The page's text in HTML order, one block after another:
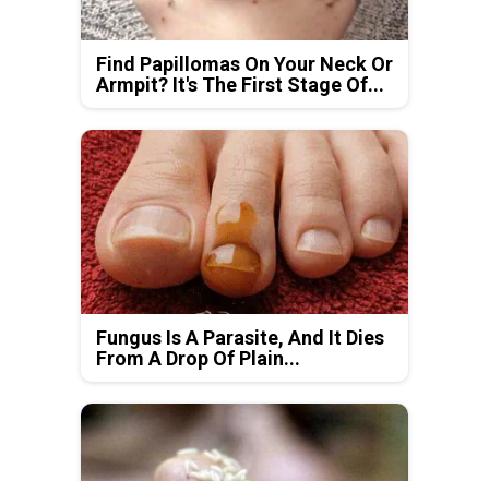
Find Papillomas On Your Neck Or
Armpit? It's The First Stage Of...
Fungus Is A Parasite, And It Dies
From A Drop Of Plain...